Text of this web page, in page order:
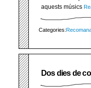
aquests músics
Categories:
Dos dies de